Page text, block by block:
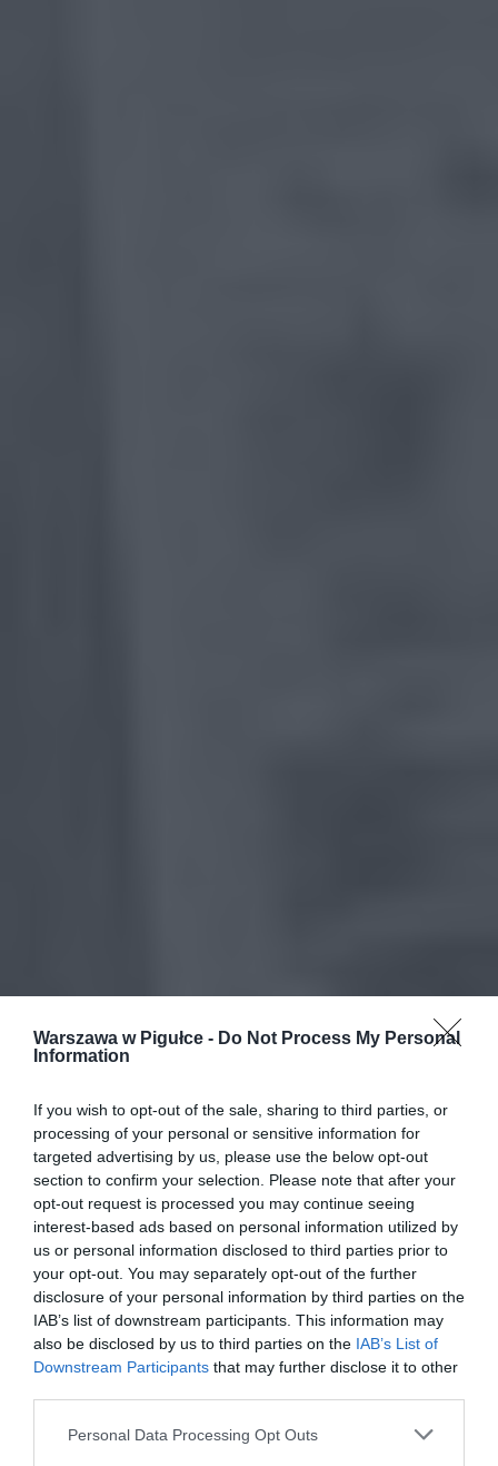
Warszawa w Pigułce - Do Not Process My Personal
Information
If you wish to opt-out of the sale, sharing to third parties, or
processing of your personal or sensitive information for
targeted advertising by us, please use the below opt-out
section to confirm your selection. Please note that after your
opt-out request is processed you may continue seeing
interest-based ads based on personal information utilized by
us or personal information disclosed to third parties prior to
your opt-out. You may separately opt-out of the further
disclosure of your personal information by third parties on the
IAB’s list of downstream participants. This information may
also be disclosed by us to third parties on the IAB’s List of
Downstream Participants that may further disclose it to other
Personal Data Processing Opt Outs